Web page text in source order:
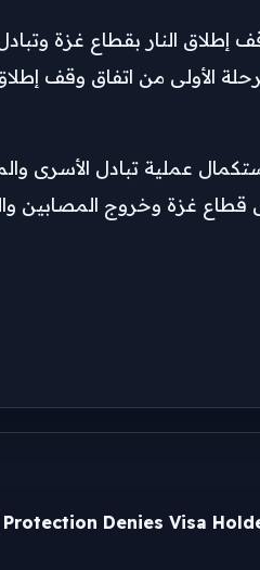
النار بقطاع غزة
حول المرحلة الأولى من
من الاتفاق حيز التنفيذ اعتبارا من يوم (الاثنين 2 فبراير
قطاع غزة وخروج المصابين
Denies Visa